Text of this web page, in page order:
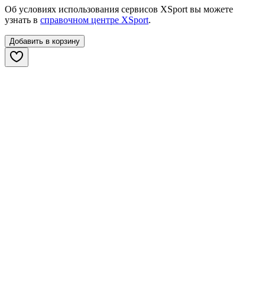
Об условиях использования сервисов XSport вы можете
узнать в справочном центре XSport.
Добавить в корзину